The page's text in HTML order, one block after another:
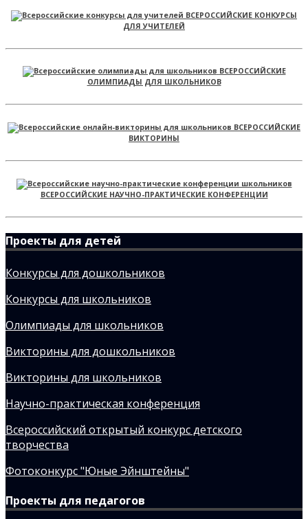
ВСЕРОССИЙСКИЕ КОНКУРСЫ
ДЛЯ УЧИТЕЛЕЙ
ВСЕРОССИЙСКИЕ
ОЛИМПИАДЫ ДЛЯ ШКОЛЬНИКОВ
ВСЕРОССИЙСКИЕ
ВИКТОРИНЫ
ВСЕРОССИЙСКИЕ НАУЧНО-ПРАКТИЧЕСКИЕ КОНФЕРЕНЦИИ
Проекты для детей
Конкурсы для дошкольников
Конкурсы для школьников
Олимпиады для школьников
Викторины для дошкольников
Викторины для школьников
Научно-практическая конференция
Всероссийский открытый конкурс детского
творчества
Фотоконкурс "Юные Эйнштейны"
Проекты для педагогов